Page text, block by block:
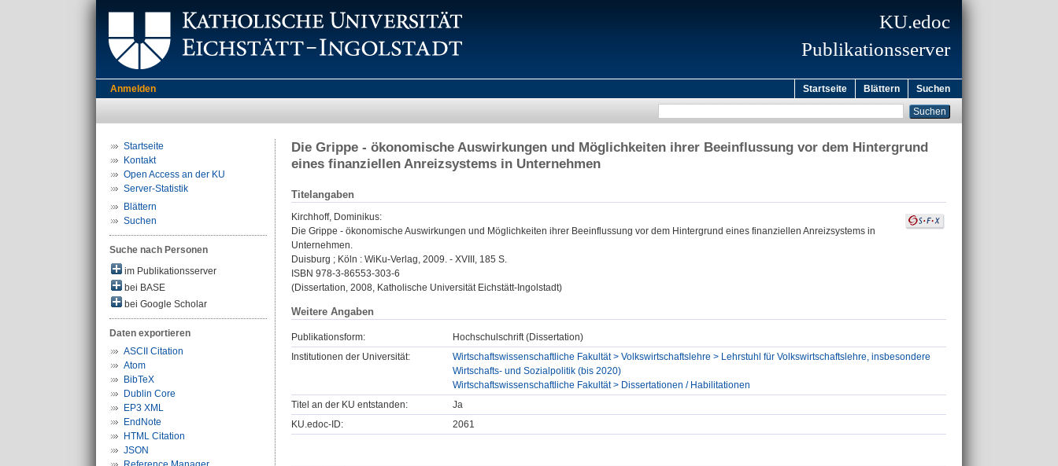
KU.edoc
Publikationsserver
Anmelden Startseite Blättern Suchen
Startseite
Kontakt
Open Access an der KU
Server-Statistik
Blättern
Suchen
Suche nach Personen
im Publikationsserver
bei BASE
bei Google Scholar
Daten exportieren
ASCII Citation
Atom
BibTeX
Dublin Core
EP3 XML
EndNote
HTML Citation
JSON
Die Grippe - ökonomische Auswirkungen und Möglichkeiten ihrer Beeinflussung vor dem Hintergrund
eines finanziellen Anreizsystems in Unternehmen
Titelangaben
Kirchhoff, Dominikus:
Die Grippe - ökonomische Auswirkungen und Möglichkeiten ihrer Beeinflussung vor dem Hintergrund eines finanziellen Anreizsystems in
Unternehmen.
Duisburg ; Köln : WiKu-Verlag, 2009. - XVIII, 185 S.
ISBN 978-3-86553-303-6
(Dissertation, 2008, Katholische Universität Eichstätt-Ingolstadt)
Weitere Angaben
Publikationsform:
Hochschulschrift (Dissertation)
Institutionen der Universität:
Wirtschaftswissenschaftliche Fakultät > Volkswirtschaftslehre > Lehrstuhl für Volkswirtschaftslehre, insbesondere
Wirtschafts- und Sozialpolitik (bis 2020)
Wirtschaftswissenschaftliche Fakultät > Dissertationen / Habilitationen
Titel an der KU entstanden:
Ja
KU.edoc-ID:
2061